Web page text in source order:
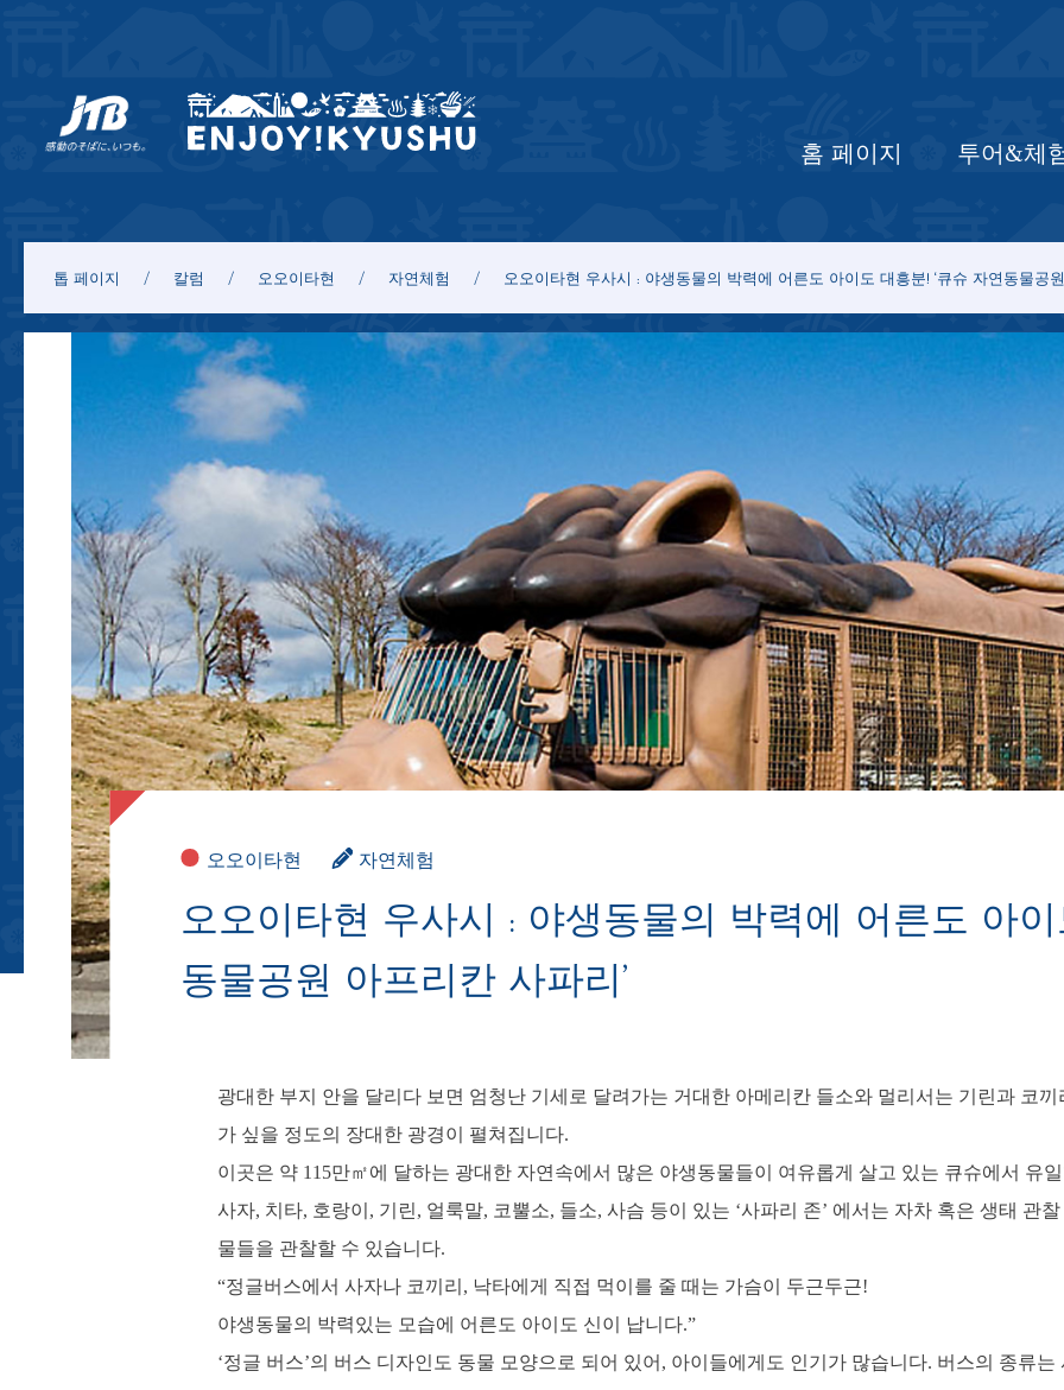
홈 페이지 투어&체
톱 페이지 칼럼 오오이타현 자연체험 오오이타현 우사시 : 야생동물의 박력에 어른도 아이도 대흥분! ‘큐슈 자연동물공
오오이타현 자연체험
오오이타현 우사시 : 야생동물의 박력에 어른도 아이
동물공원 아프리칸 사파리’
광대한 부지 안을 달리다 보면 엄청난 기세로 달려가는 거대한 아메리칸 들소와 멀리서는 기린과 코
가 싶을 정도의 장대한 광경이 펼쳐집니다.
이곳은 약 115만㎡에 달하는 광대한 자연속에서 많은 야생동물들이 여유롭게 살고 있는 큐슈에서 유
사자, 치타, 호랑이, 기린, 얼룩말, 코뿔소, 들소, 사슴 등이 있는 ‘사파리 존’ 에서는 자차 혹은 생태 관
물들을 관찰할 수 있습니다.
“정글버스에서 사자나 코끼리, 낙타에게 직접 먹이를 줄 때는 가슴이 두근두근!
야생동물의 박력있는 모습에 어른도 아이도 신이 납니다.”
‘정글 버스’의 버스 디자인도 동물 모양으로 되어 있어, 아이들에게도 인기가 많습니다. 버스의 종류는